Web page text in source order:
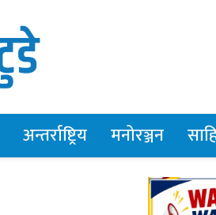
अन्तर्राष्ट्रिय मनोरञ्जन